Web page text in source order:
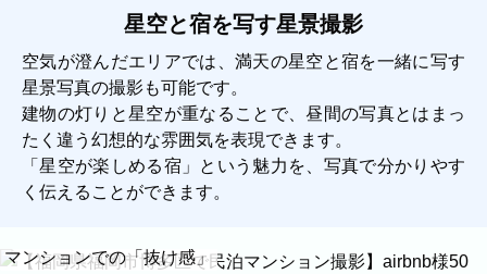
星空と宿を写す星景撮影
空気が澄んだエリアでは、満天の星空と宿を一緒に写す
星景写真の撮影も可能です。
建物の灯りと星空が重なることで、昼間の写真とはまっ
たく違う幻想的な雰囲気を表現できます。
「星空が楽しめる宿」という魅力を、写真で分かりやす
く伝えることができます。
マンションでの「抜け感」